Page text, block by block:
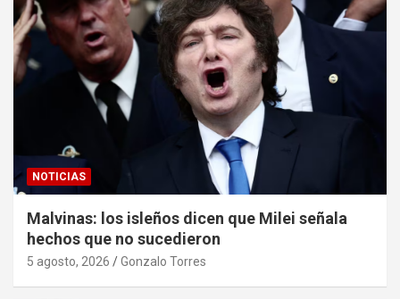
NOTICIAS
Malvinas: los isleños dicen que Milei señala
hechos que no sucedieron
5 agosto, 2026 Gonzalo Torres